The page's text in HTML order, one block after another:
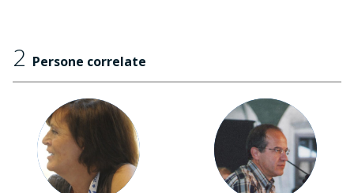
2 Persone correlate